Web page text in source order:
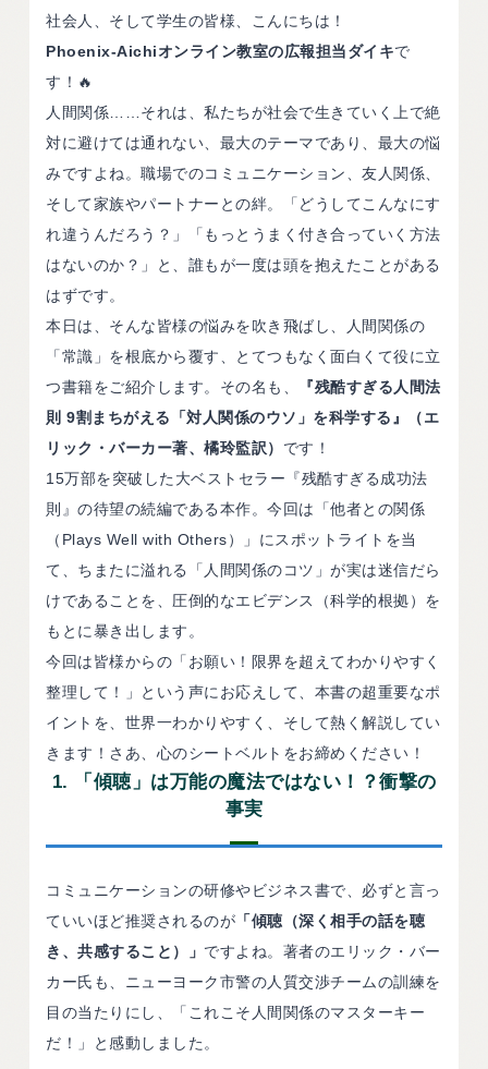
社会人、そして学生の皆様、こんにちは！
Phoenix-Aichiオンライン教室の広報担当ダイキで
す！🔥
人間関係……それは、私たちが社会で生きていく上で絶
対に避けては通れない、最大のテーマであり、最大の悩
みですよね。職場でのコミュニケーション、友人関係、
そして家族やパートナーとの絆。「どうしてこんなにす
れ違うんだろう？」「もっとうまく付き合っていく方法
はないのか？」と、誰もが一度は頭を抱えたことがある
はずです。
本日は、そんな皆様の悩みを吹き飛ばし、人間関係の
「常識」を根底から覆す、とてつもなく面白くて役に立
つ書籍をご紹介します。その名も、
『残酷すぎる人間法
則 9割まちがえる「対人関係のウソ」を科学する』（エ
リック・バーカー著、橘玲監訳） です！
15万部を突破した大ベストセラー『残酷すぎる成功法
則』の待望の続編である本作。今回は「他者との関係
（Plays Well with Others）」にスポットライトを当
て、ちまたに溢れる「人間関係のコツ」が実は迷信だら
けであることを、圧倒的なエビデンス（科学的根拠）を
もとに暴き出します。
今回は皆様からの「お願い！限界を超えてわかりやすく
整理して！」という声にお応えして、本書の超重要なポ
イントを、世界一わかりやすく、そして熱く解説してい
きます！さあ、心のシートベルトをお締めください！
1. 「傾聴」は万能の魔法ではない！？衝撃の
事実
コミュニケーションの研修やビジネス書で、必ずと言っ
ていいほど推奨されるのが 「傾聴（深く相手の話を聴
き、共感すること）」 ですよね。著者のエリック・バー
カー氏も、ニューヨーク市警の人質交渉チームの訓練を
目の当たりにし、「これこそ人間関係のマスターキー
だ！」と感動しました。